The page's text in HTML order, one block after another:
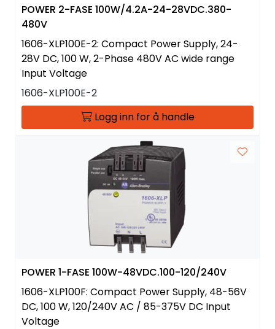
POWER 2-FASE 100W/4.2A-24-28VDC.380-
480V
1606-XLP100E-2: Compact Power Supply, 24-
28V DC, 100 W, 2-Phase 480V AC wide range
Input Voltage
1606-XLP100E-2
Logg inn for å handle
POWER 1-FASE 100W-48VDC.100-120/240V
1606-XLP100F: Compact Power Supply, 48-56V
DC, 100 W, 120/240V AC / 85-375V DC Input
Voltage